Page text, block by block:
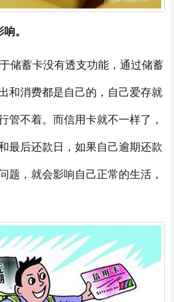
。
储蓄卡没有透支功能，通过储蓄
和消费都是自己的，自己爱存就
管不着。而信用卡就不一样了，
最后还款日，如果自己逾期还款
题，就会影响自己正常的生活，